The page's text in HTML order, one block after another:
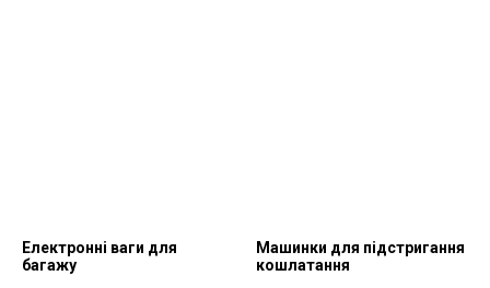
Електронні ваги для
багажу
Машинки для підстригання
кошлатання